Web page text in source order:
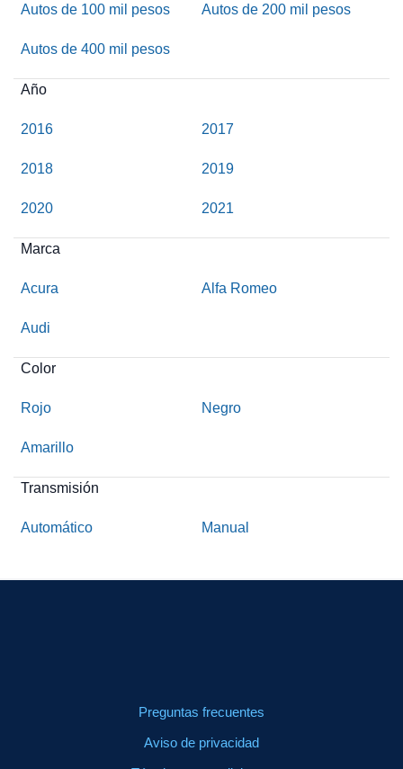
Autos de 100 mil pesos Autos de 200 mil pesos
Autos de 400 mil pesos
Año
2016 2017
2018 2019
2020 2021
Marca
Acura Alfa Romeo
Audi
Color
Rojo Negro
Amarillo
Transmisión
Automático Manual
Preguntas frecuentes
Aviso de privacidad